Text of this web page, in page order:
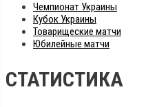
Чемпионат Украины
Кубок Украины
Товарищеские матчи
Юбилейные матчи
СТАТИСТИКА